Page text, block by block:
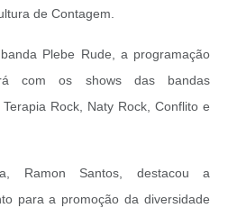
de Contagem.
Plebe Rude, a programação
com os shows das bandas
Rock, Naty Rock, Conflito e
Ramon Santos, destacou a
para a promoção da diversidade